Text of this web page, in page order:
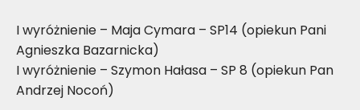
I wyróżnienie – Maja Cymara – SP14 (opiekun Pani
Agnieszka Bazarnicka)
I wyróżnienie – Szymon Hałasa – SP 8 (opiekun Pan
Andrzej Nocoń)